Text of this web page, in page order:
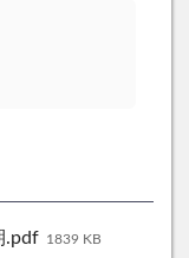
.pdf 1839 KB